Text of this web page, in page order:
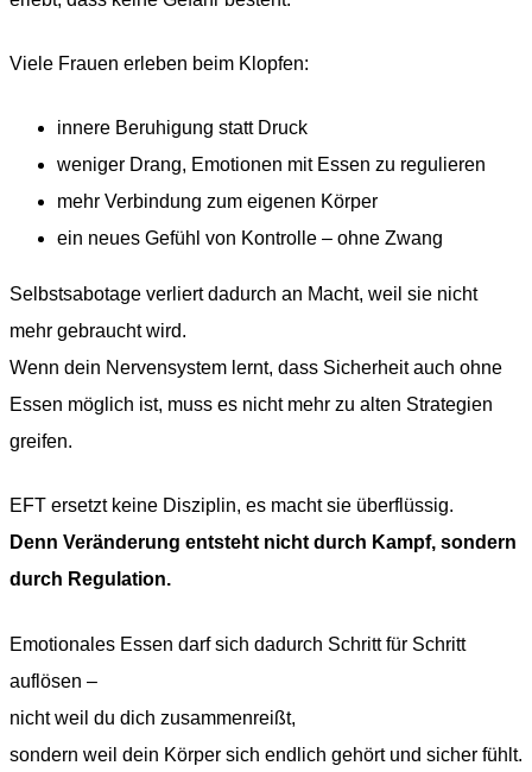
Viele Frauen erleben beim Klopfen:
innere Beruhigung statt Druck
weniger Drang, Emotionen mit Essen zu regulieren
mehr Verbindung zum eigenen Körper
ein neues Gefühl von Kontrolle – ohne Zwang
Selbstsabotage verliert dadurch an Macht, weil sie nicht
mehr gebraucht wird.
Wenn dein Nervensystem lernt, dass Sicherheit auch ohne
Essen möglich ist, muss es nicht mehr zu alten Strategien
greifen.
EFT ersetzt keine Disziplin, es macht sie überflüssig.
Denn Veränderung entsteht nicht durch Kampf, sondern
durch Regulation.
Emotionales Essen darf sich dadurch Schritt für Schritt
auflösen –
nicht weil du dich zusammenreißt,
sondern weil dein Körper sich endlich gehört und sicher fühlt.